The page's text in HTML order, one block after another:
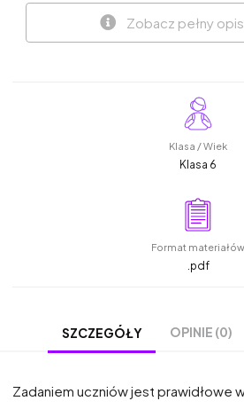
Zobacz pełny
Klasa / Wiek
Klasa 6
Format materiałów
.pdf
SZCZEGÓŁY OPINIE (0)
Zadaniem uczniów jest prawidłowe